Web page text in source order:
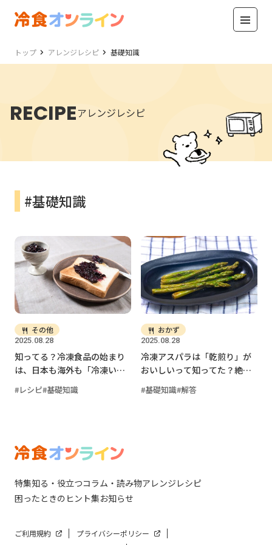
トップ アレンジレシピ 基礎知識
RECIPEアレンジレシピ
#基礎知識
2025.08.28
その他
知ってる？冷凍食品の始まり
は、日本も海外も「冷凍いち
ご」だった！
レシピ 基礎知識
2025.08.28
おかず
冷凍アスパラは「乾煎り」が
おいしいって知ってた？絶品
焼きマリネレシピ
基礎知識 解答
特集知る・役立つコラム・読み物アレンジレシピ
困ったときのヒント集お知らせ
ご利用規約
プライバシーポリシー